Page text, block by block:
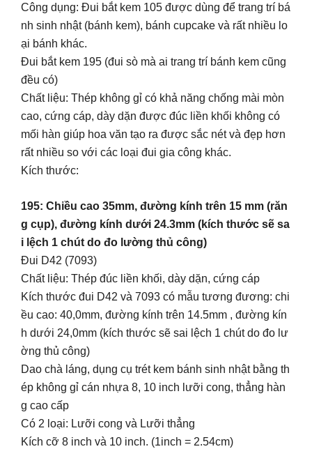
Công dụng: Đui bắt kem 105 được dùng để trang trí bá
nh sinh nhật (bánh kem), bánh cupcake và rất nhiều lo
ại bánh khác.
Đui bắt kem 195 (đui sò mà ai trang trí bánh kem cũng
đều có)
Chất liệu: Thép không gỉ có khả năng chống mài mòn
cao, cứng cáp, dày dặn được đúc liền khối không có
mối hàn giúp hoa văn tạo ra được sắc nét và đẹp hơn
rất nhiều so với các loại đui gia công khác.
Kích thước:
195: Chiều cao 35mm, đường kính trên 15 mm (răn
g cụp), đường kính dưới 24.3mm (kích thước sẽ sa
i lệch 1 chút do đo lường thủ công)
Đui D42 (7093)
Chất liệu: Thép đúc liền khối, dày dặn, cứng cáp
Kích thước đui D42 và 7093 có mẫu tương đương: chi
ều cao: 40,0mm, đường kính trên 14.5mm , đường kín
h dưới 24,0mm (kích thước sẽ sai lệch 1 chút do đo lư
ờng thủ công)
Dao chà láng, dụng cụ trét kem bánh sinh nhật bằng th
ép không gỉ cán nhựa 8, 10 inch lưỡi cong, thẳng hàn
g cao cấp
Có 2 loại: Lưỡi cong và Lưỡi thẳng
Kích cỡ 8 inch và 10 inch. (1inch = 2.54cm)